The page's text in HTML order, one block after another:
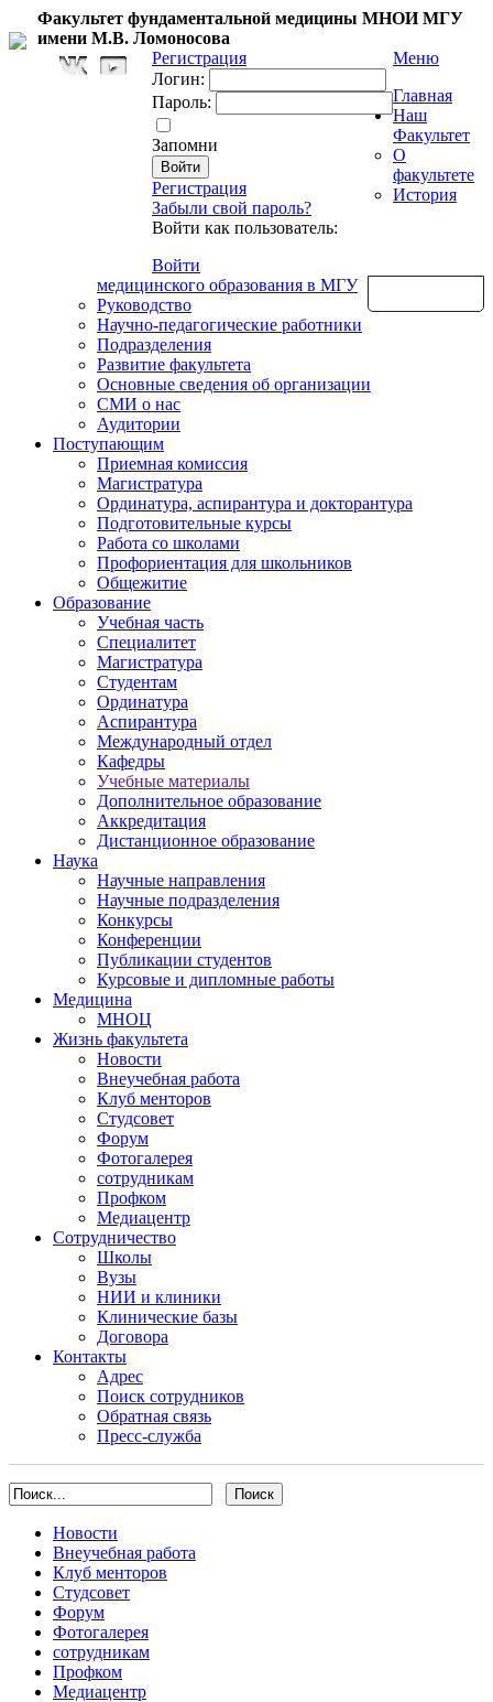
Факультет фундаментальной медицины МНОИ МГУ
имени М.В. Ломоносова
Регистрация
Логин:
Пароль:
Запомни
Регистрация
Забыли свой пароль?
Войти как пользователь:
Войти
Меню
Главная
Наш
Факультет
О
факультете
История
медицинского образования в МГУ
Руководство
Научно-педагогические работники
Подразделения
Развитие факультета
Основные сведения об организации
СМИ о нас
Аудитории
Поступающим
Приемная комиссия
Магистратура
Ординатура, аспирантура и докторантура
Подготовительные курсы
Работа со школами
Профориентация для школьников
Общежитие
Образование
Учебная часть
Специалитет
Магистратура
Студентам
Ординатура
Аспирантура
Международный отдел
Кафедры
Учебные материалы
Дополнительное образование
Аккредитация
Дистанционное образование
Наука
Научные направления
Научные подразделения
Конкурсы
Конференции
Публикации студентов
Курсовые и дипломные работы
Медицина
МНОЦ
Жизнь факультета
Новости
Внеучебная работа
Клуб менторов
Студсовет
Форум
Фотогалерея
сотрудникам
Профком
Медиацентр
Сотрудничество
Школы
Вузы
НИИ и клиники
Клинические базы
Договора
Контакты
Адрес
Поиск сотрудников
Обратная связь
Пресс-служба
Новости
Внеучебная работа
Клуб менторов
Студсовет
Форум
Фотогалерея
сотрудникам
Профком
Медиацентр